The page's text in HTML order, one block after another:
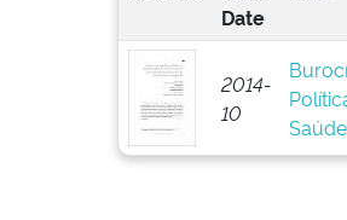
Date
2014-
10